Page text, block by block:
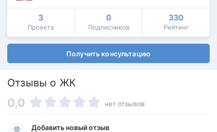
3
Проекта
0
Подписчиков
330
Рейтинг
Получить консультацию
Отзывы о ЖК
0,0 нет отзывов
Добавить новый отзыв